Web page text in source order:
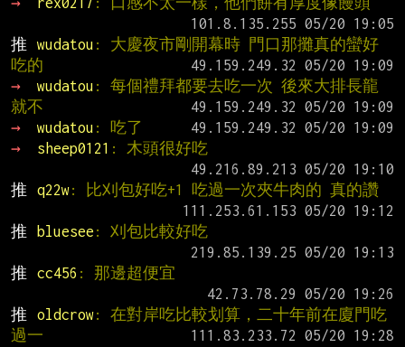
推
wudatou : 大慶夜市剛開幕時 門口那攤真的蠻好
吃的
→
wudatou : 每個禮拜都要去吃一次 後來大排長龍
就不
→
wudatou : 吃了
→
sheep0121 : 木頭很好吃
推
q22w: 比刈包好吃+1 吃過一次夾牛肉的 真的讚
推
bluesee : 刈包比較好吃
推
cc456 : 那邊超便宜
推
oldcrow: 在對岸吃比較划算，二十年前在廈門吃
過一